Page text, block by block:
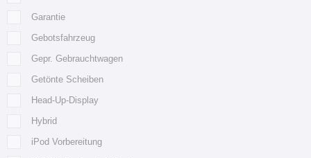
Garantie
Gebotsfahrzeug
Gepr. Gebrauchtwagen
Getönte Scheiben
Head-Up-Display
Hybrid
iPod Vorbereitung